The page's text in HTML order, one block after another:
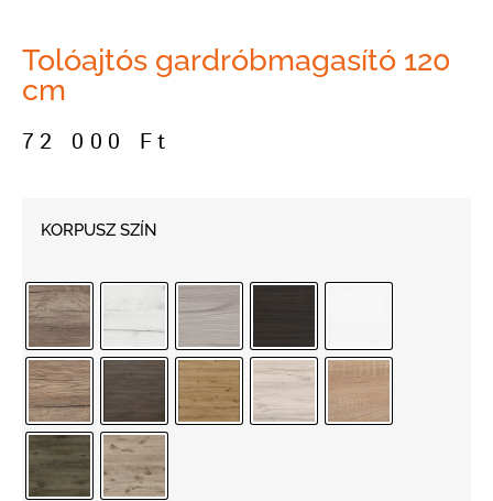
Tolóajtós gardróbmagasító 120
cm
72 000 Ft
KORPUSZ SZÍN